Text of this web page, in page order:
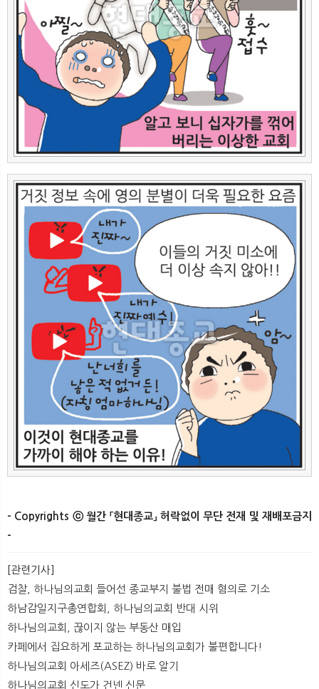
- Copyrights ⓒ 월간 「현대종교」 허락없이 무단 전재 및 재배포금지
-
[관련기사]
검찰, 하나님의교회 들어선 종교부지 불법 전매 혐의로 기소
하남감일지구총연합회, 하나님의교회 반대 시위
하나님의교회, 끊이지 않는 부동산 매입
카페에서 집요하게 포교하는 하나님의교회가 불편합니다!
하나님의교회 아세즈(ASEZ) 바로 알기
하나님의교회 신도가 건넨 신문